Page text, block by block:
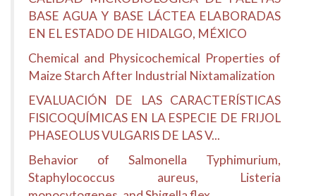
BASE AGUA Y BASE LÁCTEA ELABORADAS
EN EL ESTADO DE HIDALGO, MÉXICO
Chemical and Physicochemical Properties of
Maize Starch After Industrial Nixtamalization
EVALUACIÓN DE LAS CARACTERÍSTICAS
FISICOQUÍMICAS EN LA ESPECIE DE FRIJOL
PHASEOLUS VULGARIS DE LAS V...
Behavior of Salmonella Typhimurium,
Staphylococcus aureus, Listeria